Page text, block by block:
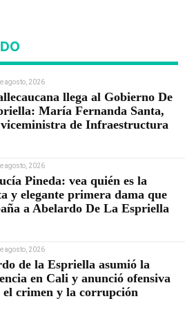
agosto, 2026
llega al Gobierno De
María Fernanda Santa,
de Infraestructura
agosto, 2026
Pineda: vea quién es la
y elegante primera dama que
a Abelardo De La Espriella
agosto, 2026
de la Espriella asumió la
en Cali y anunció ofensiva
el crimen y la corrupción